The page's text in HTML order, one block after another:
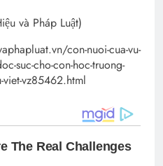
và Pháp Luật)
con-nuoi-cua-vu-
suc-cho-con-hoc-truong-
viet-vz85462.html